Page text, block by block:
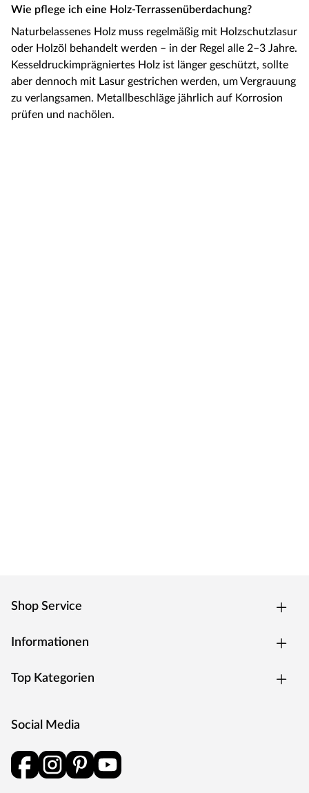
Wie pflege ich eine Holz-Terrassenüberdachung?
Naturbelassenes Holz muss regelmäßig mit Holzschutzlasur
oder Holzöl behandelt werden – in der Regel alle 2–3 Jahre.
Kesseldruckimprägniertes Holz ist länger geschützt, sollte
aber dennoch mit Lasur gestrichen werden, um Vergrauung
zu verlangsamen. Metallbeschläge jährlich auf Korrosion
prüfen und nachölen.
Shop Service
Informationen
Top Kategorien
Social Media